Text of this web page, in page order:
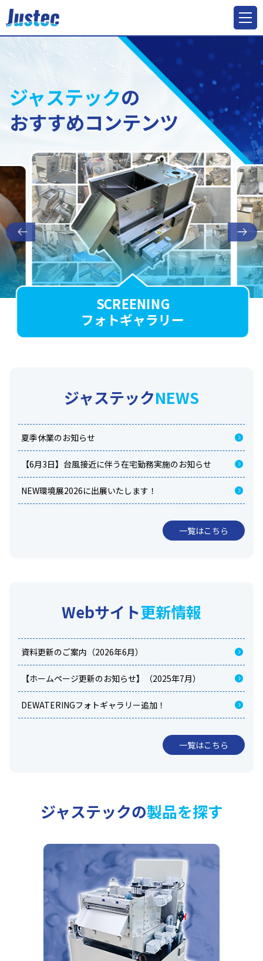
ジャステックの
おすすめコンテンツ
SCREENING
フォトギャラリー
ジャステックNEWS
夏季休業のお知らせ
【6月3日】台風接近に伴う在宅勤務実施のお知らせ
NEW環境展2026に出展いたします！
一覧はこちら
Webサイト更新情報
資料更新のご案内（2026年6月）
【ホームページ更新のお知らせ】（2025年7月）
DEWATERINGフォトギャラリー追加！
一覧はこちら
ジャステックの製品を探す